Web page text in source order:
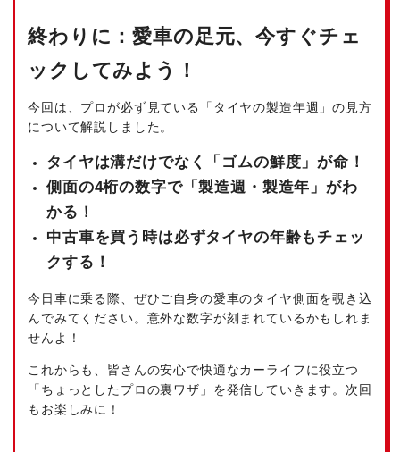
終わりに：愛車の足元、今すぐチェ
ックしてみよう！
今回は、プロが必ず見ている「タイヤの製造年週」の見方
について解説しました。
タイヤは溝だけでなく「ゴムの鮮度」が命！
側面の4桁の数字で「製造週・製造年」がわ
かる！
中古車を買う時は必ずタイヤの年齢もチェッ
クする！
今日車に乗る際、ぜひご自身の愛車のタイヤ側面を覗き込
んでみてください。意外な数字が刻まれているかもしれま
せんよ！
これからも、皆さんの安心で快適なカーライフに役立つ
「ちょっとしたプロの裏ワザ」を発信していきます。次回
もお楽しみに！